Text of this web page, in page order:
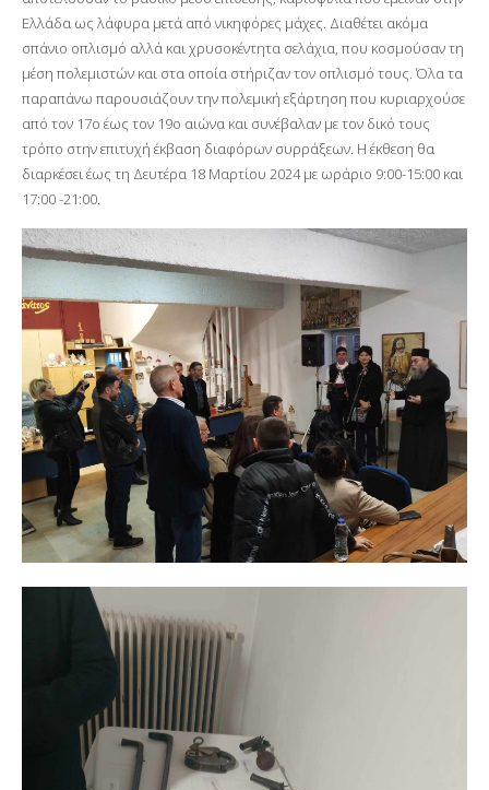
Ελλάδα ως λάφυρα μετά από νικηφόρες μάχες. Διαθέτει ακόμα
σπάνιο οπλισμό αλλά και χρυσοκέντητα σελάχια, που κοσμούσαν τη
μέση πολεμιστών και στα οποία στήριζαν τον οπλισμό τους. Όλα τα
παραπάνω παρουσιάζουν την πολεμική εξάρτηση που κυριαρχούσε
από τον 17ο έως τον 19ο αιώνα και συνέβαλαν με τον δικό τους
τρόπο στην επιτυχή έκβαση διαφόρων συρράξεων. Η έκθεση θα
διαρκέσει έως τη Δευτέρα 18 Μαρτίου 2024 με ωράριο 9:00-15:00 και
17:00 -21:00.